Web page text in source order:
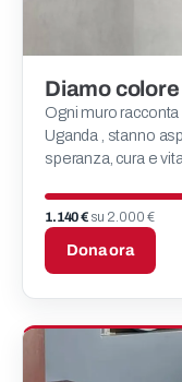
Diamo
Ogni muro racconta
Uganda , stanno
speranza, cura e vita.
1.140 €su 2.000 €
Dona ora